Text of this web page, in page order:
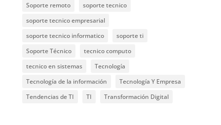
Soporte remoto
soporte tecnico
soporte tecnico empresarial
soporte tecnico informatico
soporte ti
Soporte Técnico
tecnico computo
tecnico en sistemas
Tecnología
Tecnología de la información
Tecnología Y Empresa
Tendencias de TI
TI Transformación Digital